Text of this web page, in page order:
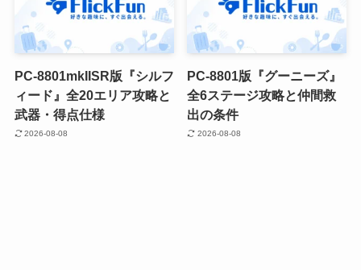
PC-8801mkIISR版『シルフ
ィード』全20エリア攻略と
武器・得点仕様
2026-08-08
PC-8801版『グーニーズ』
全6ステージ攻略と仲間救
出の条件
2026-08-08